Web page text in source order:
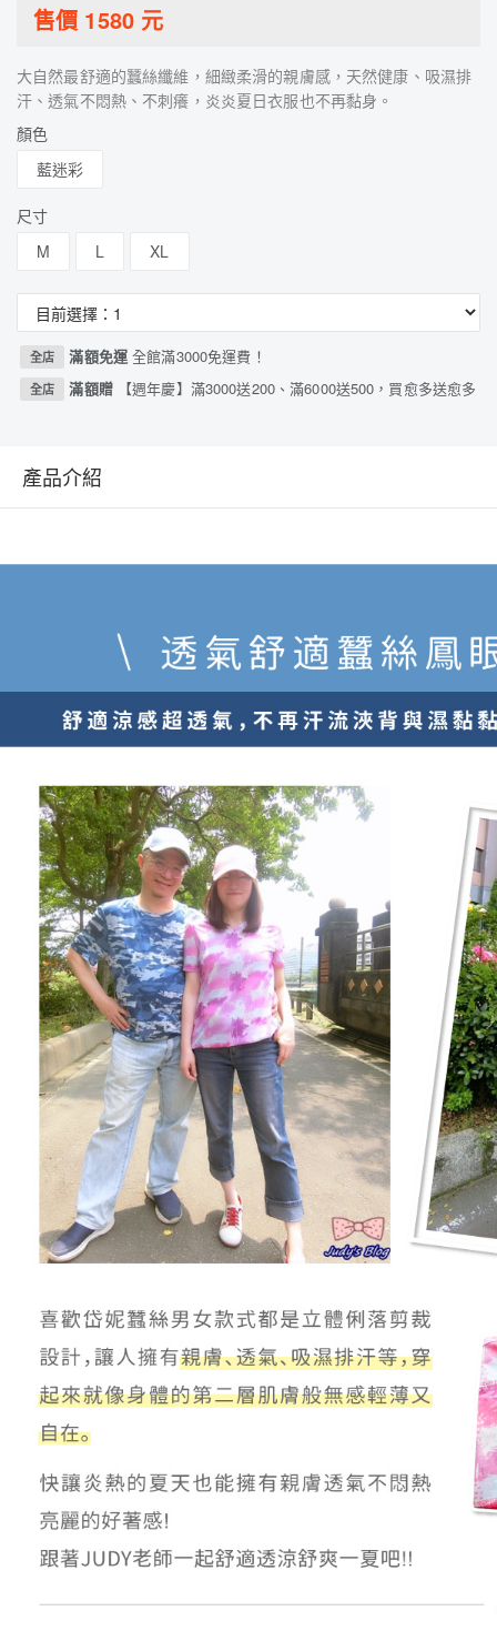
售價 1580元
大自然最舒適的蠶絲纖維，細緻柔滑的親膚感，天然健康、吸濕排
汗、透氣不悶熱、不刺癢，炎炎夏日衣服也不再黏身。
顏色
藍迷彩
尺寸
M
L XL
全店 滿額免運全館滿3000免運費！
全店 滿額贈 【週年慶】滿3000送200、滿6000送500，買愈多送愈多
產品介紹